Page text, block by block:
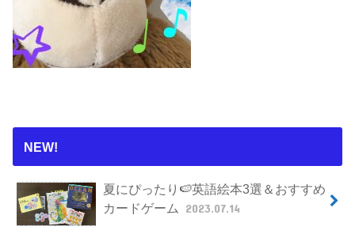
NEW!
夏にぴったり🍉英語絵本3選＆おすすめ
カードゲーム
2023.07.14